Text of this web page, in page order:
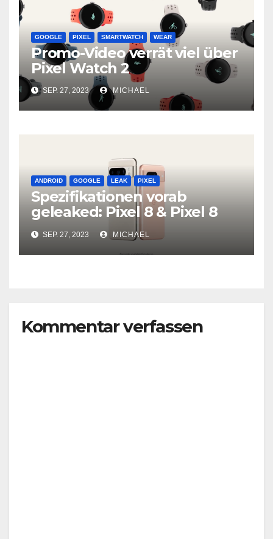
GOOGLE PIXEL SMARTWATCH WEAR
Promo-Video verrät viel über
Pixel Watch 2
SEP. 27, 2023 MICHAEL
ANDROID GOOGLE LEAK PIXEL
Spezifikationen vorab
geleaked: Pixel 8 & Pixel 8
Pro
SEP. 27, 2023 MICHAEL
Kommentar verfassen